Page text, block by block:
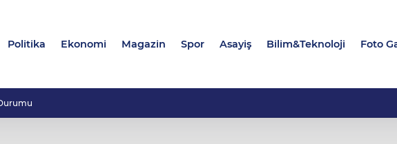
Politika Ekonomi Magazin Spor Asayiş Bilim&Teknoloji Foto